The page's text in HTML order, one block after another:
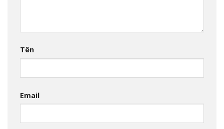
Tên
Email